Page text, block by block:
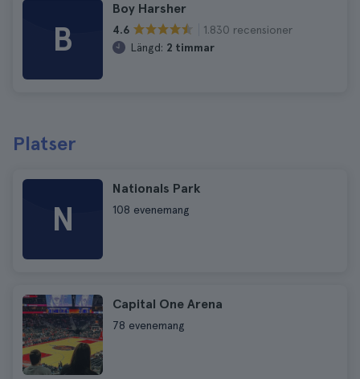
B
Boy Harsher
4.6
1.830 recensioner
Längd: 2 timmar
Platser
N
Nationals Park
108 evenemang
Capital One Arena
78 evenemang